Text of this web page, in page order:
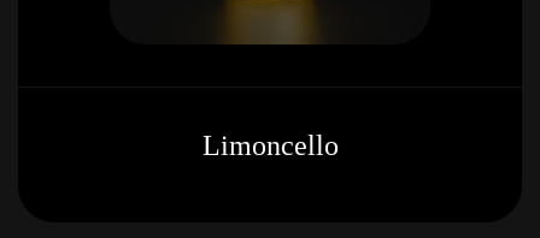
Limoncello